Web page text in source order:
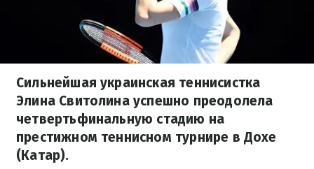
Сильнейшая украинская теннисистка
Элина Свитолина успешно преодолела
четвертьфинальную стадию на
престижном теннисном турнире в Дохе
(Катар).